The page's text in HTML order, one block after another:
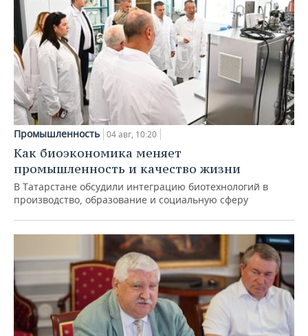
Промышленность 04 авг, 10:20
Как биоэкономика меняет
промышленность и качество жизни
В Татарстане обсудили интеграцию биотехнологий в
производство, образование и социальную сферу